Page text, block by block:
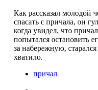
Как рассказал молодой
спасать с причала, он
когда увидел, что
попытался остановить
за набережную,
хватило.
причал